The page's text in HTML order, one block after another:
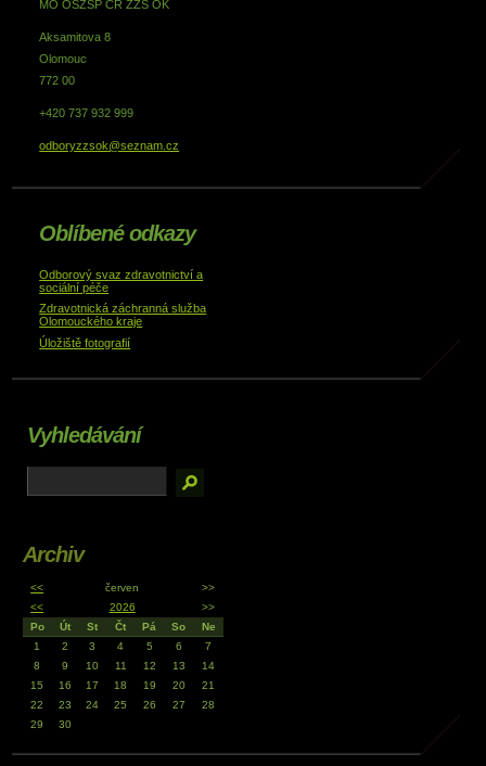
MO OSZSP ČR ZZS OK
Aksamitova 8
Olomouc
772 00
+420 737 932 999
odboryzzsok@seznam.cz
Oblíbené odkazy
Odborový svaz zdravotnictví a
sociální péče
Zdravotnická záchranná služba
Olomouckého kraje
Úložiště fotografií
Vyhledávání
Archiv
<< červen
>>
<<
2026
>>
Po
Út St Čt Pá So
Ne
1
2 3 4 5 6
7
8
9 10 11 12 13
14
15
16 17 18 19 20
21
22
23 24 25 26 27
28
29
30